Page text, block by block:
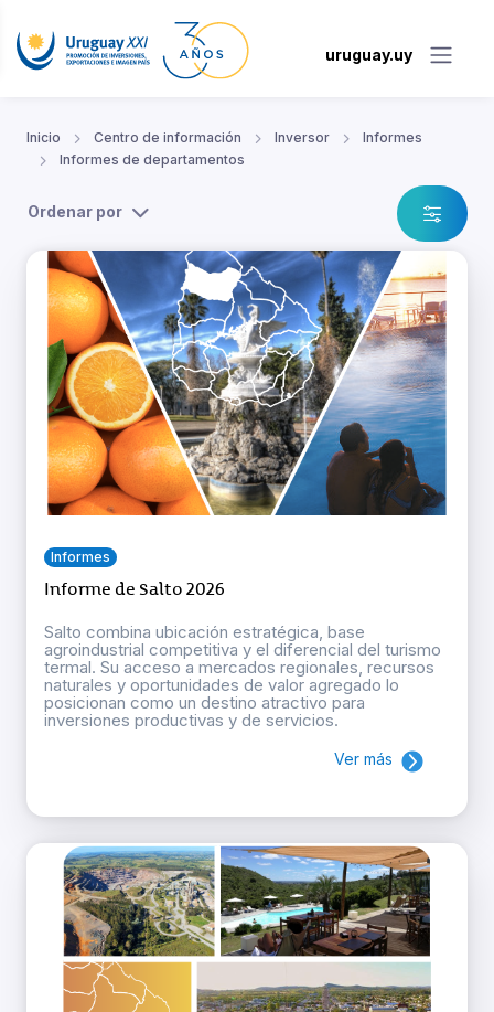
uruguay.uy
Inicio Centro de información Inversor
Informes
Informes de departamentos
Ordenar por
Informes
Informe de Salto 2026
Salto combina ubicación estratégica, base
agroindustrial competitiva y el diferencial del turismo
termal. Su acceso a mercados regionales, recursos
naturales y oportunidades de valor agregado lo
posicionan como un destino atractivo para
inversiones productivas y de servicios.
Ver más